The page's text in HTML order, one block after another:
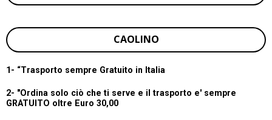
CAOLINO
1- “Trasporto sempre Gratuito in Italia
2- "Ordina solo ciò che ti serve e il trasporto e' sempre
GRATUITO oltre Euro 30,00